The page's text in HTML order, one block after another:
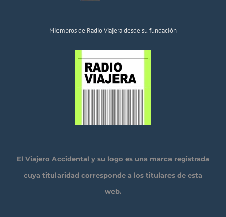
Miembros de Radio Viajera desde su fundación
El Viajero Accidental y su logo es una marca registrada
cuya titularidad corresponde a los titulares de esta
web.